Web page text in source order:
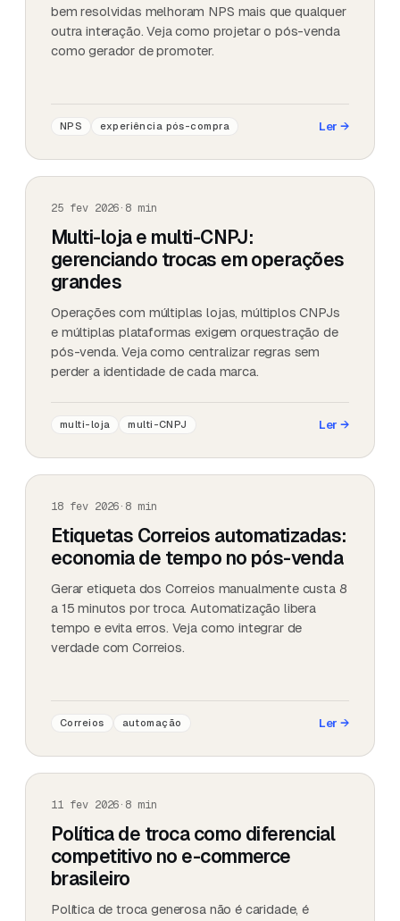
bem resolvidas melhoram NPS mais que qualquer
outra interação. Veja como projetar o pós-venda
como gerador de promoter.
NPS experiência pós-compra Ler→
25 fev 2026 · 8min
Multi-loja e multi-CNPJ:
gerenciando trocas em operações
grandes
Operações com múltiplas lojas, múltiplos CNPJs
e múltiplas plataformas exigem orquestração de
pós-venda. Veja como centralizar regras sem
perder a identidade de cada marca.
multi-loja multi-CNPJ Ler→
18 fev 2026 · 8min
Etiquetas Correios automatizadas:
economia de tempo no pós-venda
Gerar etiqueta dos Correios manualmente custa 8
a 15 minutos por troca. Automatização libera
tempo e evita erros. Veja como integrar de
verdade com Correios.
Correios automação Ler→
11 fev 2026 · 8min
Política de troca como diferencial
competitivo no e-commerce
brasileiro
Política de troca generosa não é caridade, é